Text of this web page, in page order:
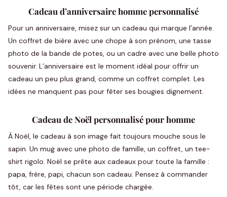
Cadeau d’anniversaire homme personnalisé
Pour un anniversaire, misez sur un cadeau qui marque l’année.
Un coffret de bière avec une chope à son prénom, une tasse
photo de la bande de potes, ou un cadre avec une belle photo
souvenir. L’anniversaire est le moment idéal pour offrir un
cadeau un peu plus grand, comme un coffret complet. Les
idées ne manquent pas pour fêter ses bougies dignement.
Cadeau de Noël personnalisé pour homme
À Noël, le cadeau à son image fait toujours mouche sous le
sapin. Un mug avec une photo de famille, un coffret, un tee-
shirt rigolo. Noël se prête aux cadeaux pour toute la famille :
papa, frère, papi, chacun son cadeau. Pensez à commander
tôt, car les fêtes sont une période chargée.